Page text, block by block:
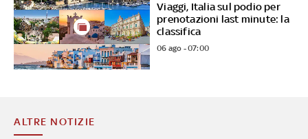
Viaggi, Italia sul podio per
prenotazioni last minute: la
classifica
06 ago - 07:00
ALTRE NOTIZIE